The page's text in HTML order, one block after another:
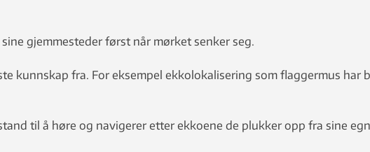
gjemmesteder først når mørket senker seg.
kunnskap fra. For eksempel ekkolokalisering som flaggermus har
til å høre og navigerer etter ekkoene de plukker opp fra sine